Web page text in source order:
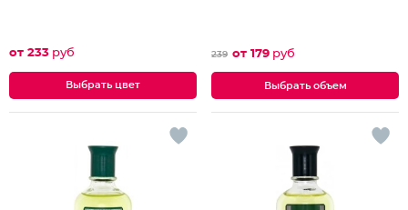
от 233 руб
Выбрать цвет
239 от 179 руб
Выбрать объем